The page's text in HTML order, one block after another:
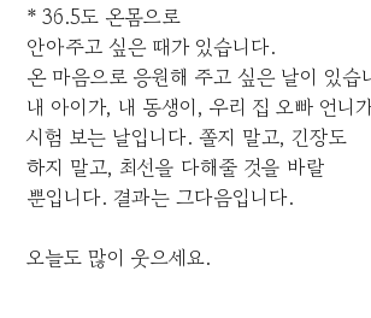
* 36.5도 온몸으로
안아주고 싶은 때가 있습니다.
온 마음으로 응원해 주고 싶은 날이 있습
내 아이가, 내 동생이, 우리 집 오빠 언니
시험 보는 날입니다. 쫄지 말고, 긴장도
하지 말고, 최선을 다해줄 것을 바랄
뿐입니다. 결과는 그다음입니다.
오늘도 많이 웃으세요.